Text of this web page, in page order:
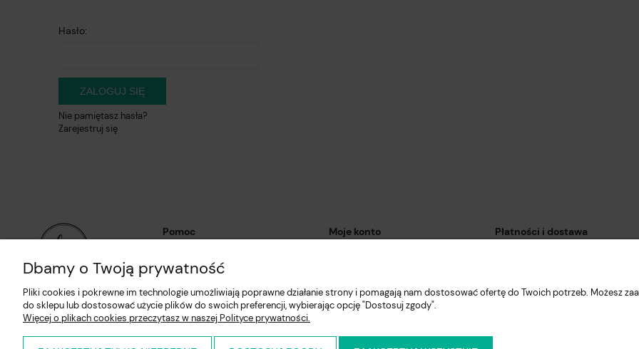
Hasło:
ZALOGUJ SIĘ
Nie pamiętasz hasła?
Zarejestruj się
Pomoc
Polityka prywatności
Zwroty i reklamacje
Moje konto
Przechowalnia
Płatności i dostawa
Czas realizacji zamówienia
Dbamy o Twoją prywatność
Pliki cookies i pokrewne im technologie umożliwiają poprawne działanie strony i pomagają nam dostosować ofertę do Twoich potrzeb. Możesz
do sklepu lub dostosować użycie plików do swoich preferencji, wybierając opcję "Dostosuj zgody".
Więcej o plikach cookies przeczytasz w naszej Polityce prywatności.